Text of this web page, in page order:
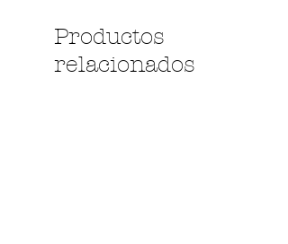
Productos
relacionados